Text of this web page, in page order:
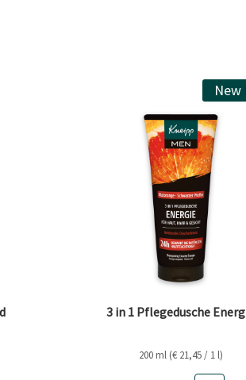
New
3 in 1 Pflegedusche
200 ml (€ 21,45 / 1 l)